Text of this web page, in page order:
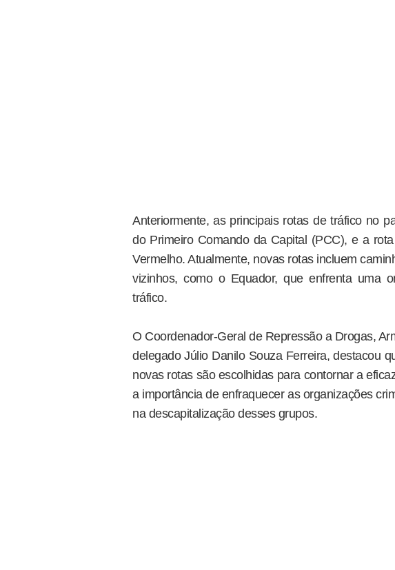
Anteriormente, as principais rotas de tráfico no
do Primeiro Comando da Capital (PCC), e a
Vermelho. Atualmente, novas rotas incluem
vizinhos, como o Equador, que enfrenta uma
tráfico.
O Coordenador-Geral de Repressão a Drogas,
delegado Júlio Danilo Souza Ferreira, destacou
novas rotas são escolhidas para contornar a
a importância de enfraquecer as organizações
na descapitalização desses grupos.